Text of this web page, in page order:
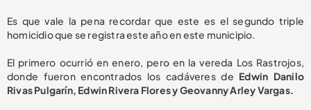
Es que vale la pena recordar que este es el segundo triple
homicidio que se registra este año en este municipio.
El primero ocurrió en enero, pero en la vereda Los Rastrojos,
donde fueron encontrados los cadáveres de Edwin Danilo
Rivas Pulgarín, Edwin Rivera Flores y Geovanny Arley Vargas.